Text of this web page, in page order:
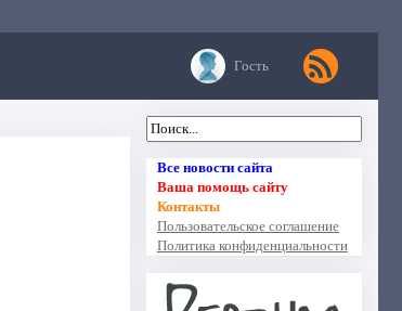
Гость
Все новости сайта
Ваша помощь сайту
Контакты
Пользовательское соглашение
Политика конфиденциальности